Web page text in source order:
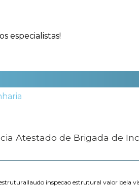
especialistas!
Atestado de Brigada de
laudo inspecao estrutural valor bela